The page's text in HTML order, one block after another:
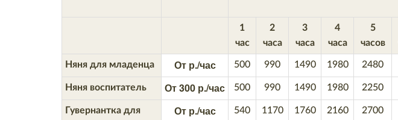
1
час
2
часа
3
часа
4
часа
5
часов
Няня для младенца От р./час 500 990 1490 1980 2480
Няня воспитатель От 300 р./час 500 990 1490 1980 2250
Гувернантка для
От р./час 540 1170 1760 2160 2700